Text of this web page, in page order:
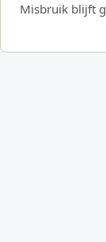
Misbruik blijft